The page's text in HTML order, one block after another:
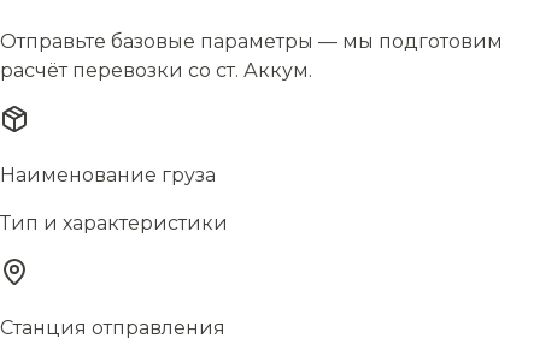
Отправьте базовые параметры — мы подготовим
расчёт перевозки со ст. Аккум.
Наименование груза
Тип и характеристики
Станция отправления